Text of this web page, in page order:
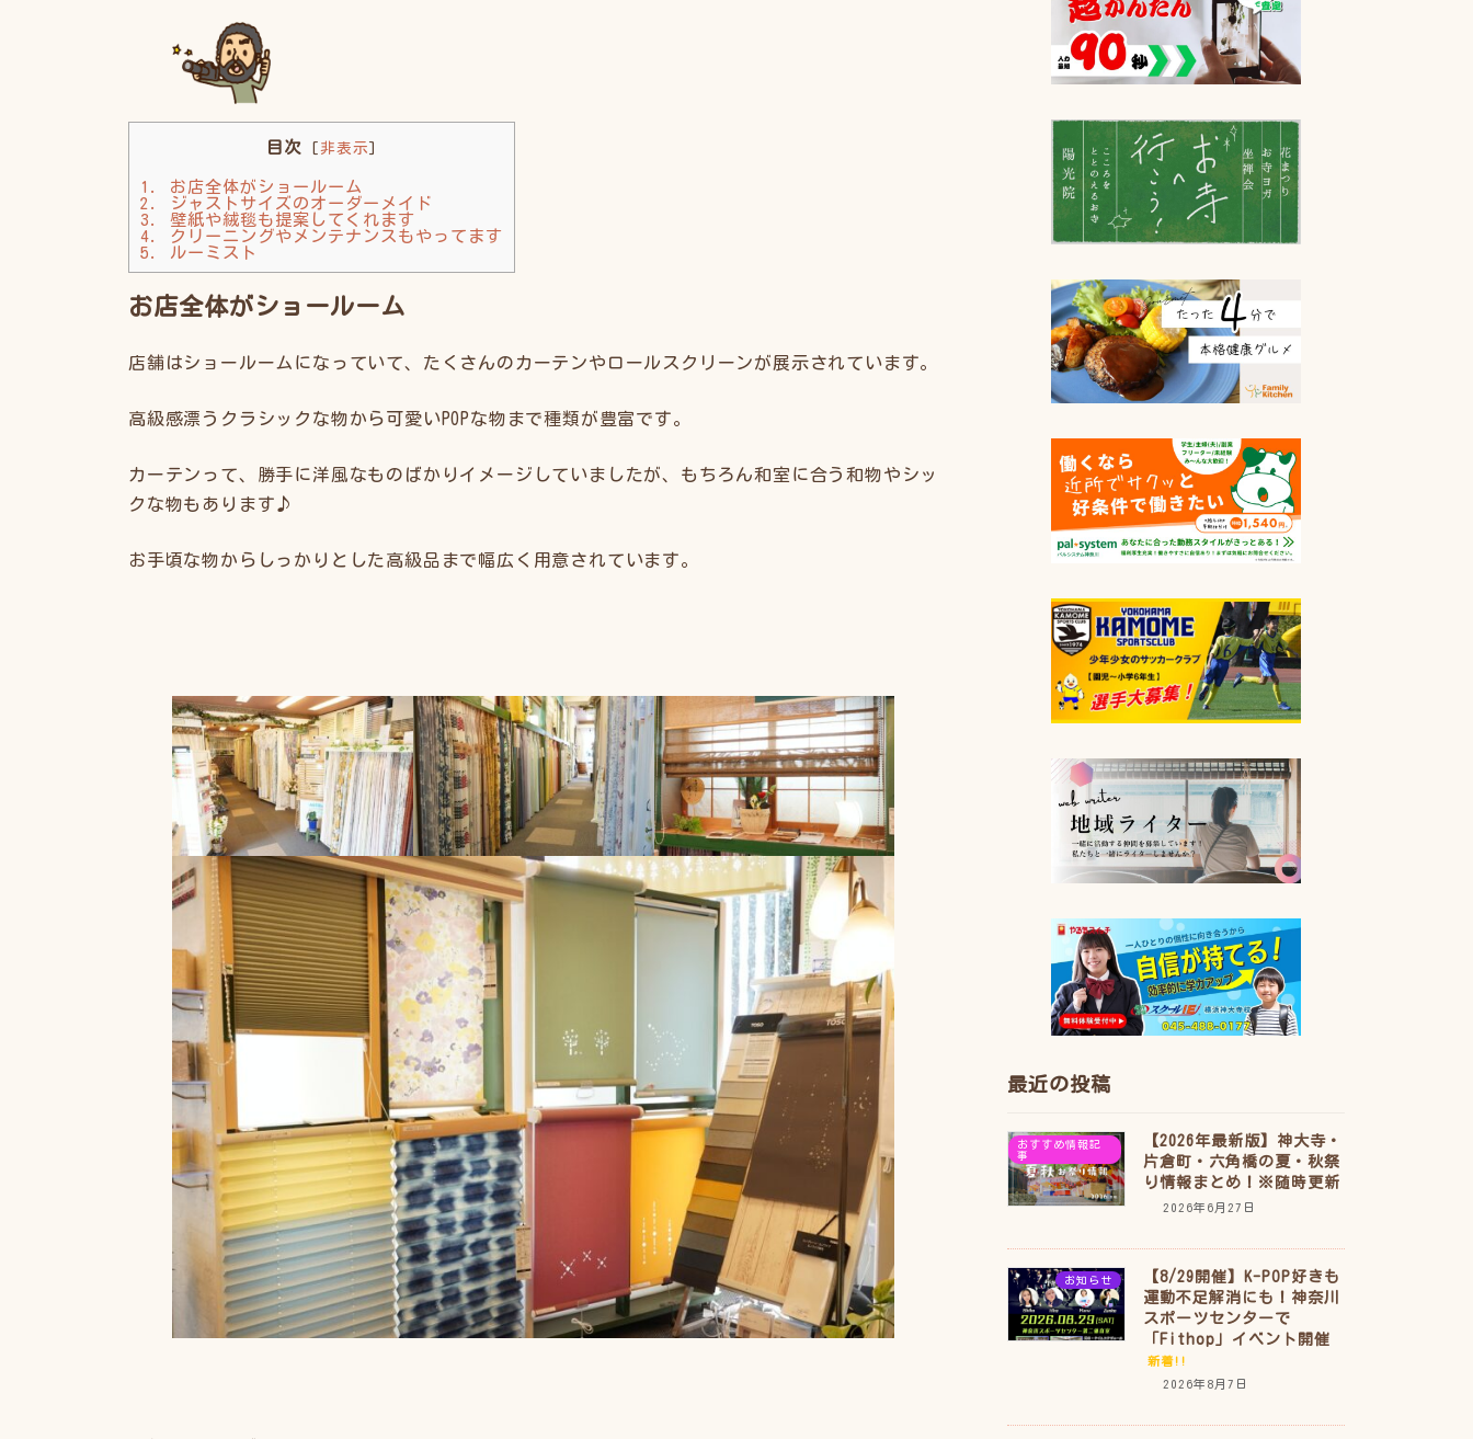
目次 [ 非表示 ]
1.
お店全体がショールーム
2.
ジャストサイズのオーダーメイド
3.
壁紙や絨毯も提案してくれます
4.
クリーニングやメンテナンスもやってます
5.
ルーミスト
お店全体がショールーム
店舗はショールームになっていて、たくさんのカーテンやロールスクリーンが展示されています。
高級感漂うクラシックな物から可愛いPOPな物まで種類が豊富です。
カーテンって、勝手に洋風なものばかりイメージしていましたが、もちろん和室に合う和物やシッ
クな物もあります♪
お手頃な物からしっかりとした高級品まで幅広く用意されています。
最近の投稿
おすすめ情報記
事
【2026年最新版】神大寺・
片倉町・六角橋の夏・秋祭
り情報まとめ！※随時更新
2026年6月27日
お知らせ
【8/29開催】K-POP好きも
運動不足解消にも！神奈川
スポーツセンターで
「Fithop」イベント開催
新着!!
2026年8月7日